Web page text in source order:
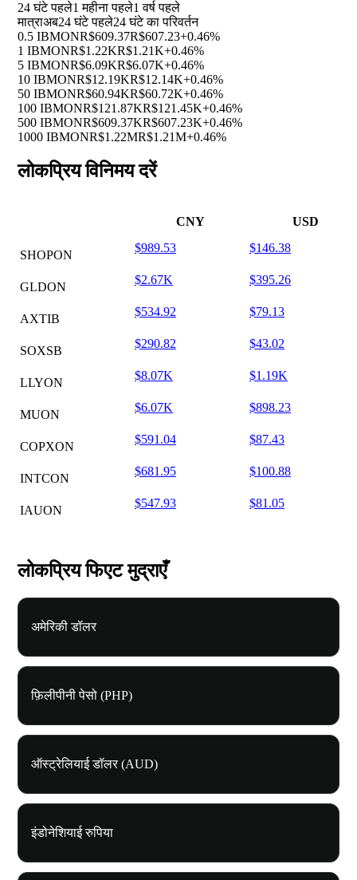
24 घंटे पहले1 महीना पहले1 वर्ष पहले
मात्राअब24 घंटे पहले24 घंटे का परिवर्तन
0.5 IBMONR$609.37R$607.23+0.46%
1 IBMONR$1.22KR$1.21K+0.46%
5 IBMONR$6.09KR$6.07K+0.46%
10 IBMONR$12.19KR$12.14K+0.46%
50 IBMONR$60.94KR$60.72K+0.46%
100 IBMONR$121.87KR$121.45K+0.46%
500 IBMONR$609.37KR$607.23K+0.46%
1000 IBMONR$1.22MR$1.21M+0.46%
लोकप्रिय विनिमय दरें
CNY USD
SHOPON
$989.53 $146.38
GLDON
$2.67K $395.26
AXTIB
$534.92 $79.13
SOXSB
$290.82 $43.02
LLYON
$8.07K $1.19K
MUON
$6.07K $898.23
COPXON
$591.04 $87.43
INTCON
$681.95 $100.88
IAUON
$547.93 $81.05
लोकप्रिय फिएट मुद्राएँ
अमेरिकी डॉलर
फ़िलीपीनी पेसो (PHP)
ऑस्ट्रेलियाई डॉलर (AUD)
इंडोनेशियाई रुपिया